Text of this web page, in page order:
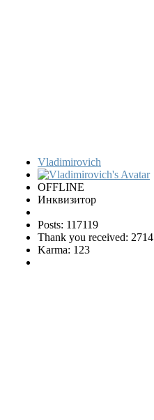
Vladimirovich
OFFLINE
Инквизитор
Posts: 117119
Thank you received: 2714
Karma: 123